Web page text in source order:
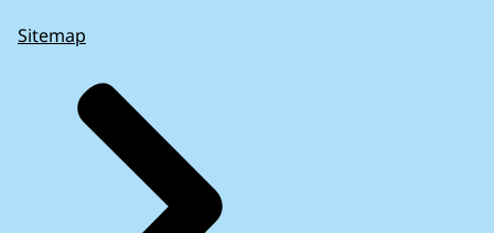
Sitemap